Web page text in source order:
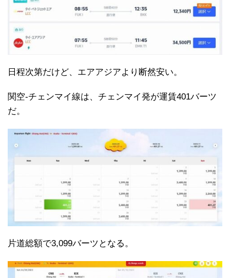
日程次第だけど、エアアジアより断然安い。
関空-チェンマイ線は、チェンマイ発が運賃401バーツ
だ。
片道総額で3,099バーツとなる。